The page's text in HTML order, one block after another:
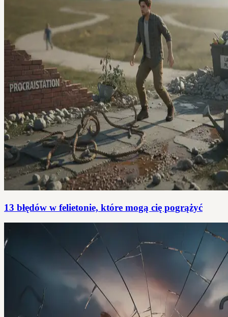
13 błędów w felietonie, które mogą cię pogrążyć